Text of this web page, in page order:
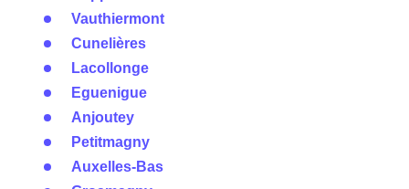
Vauthiermont
Cunelières
Lacollonge
Eguenigue
Anjoutey
Petitmagny
Auxelles-Bas